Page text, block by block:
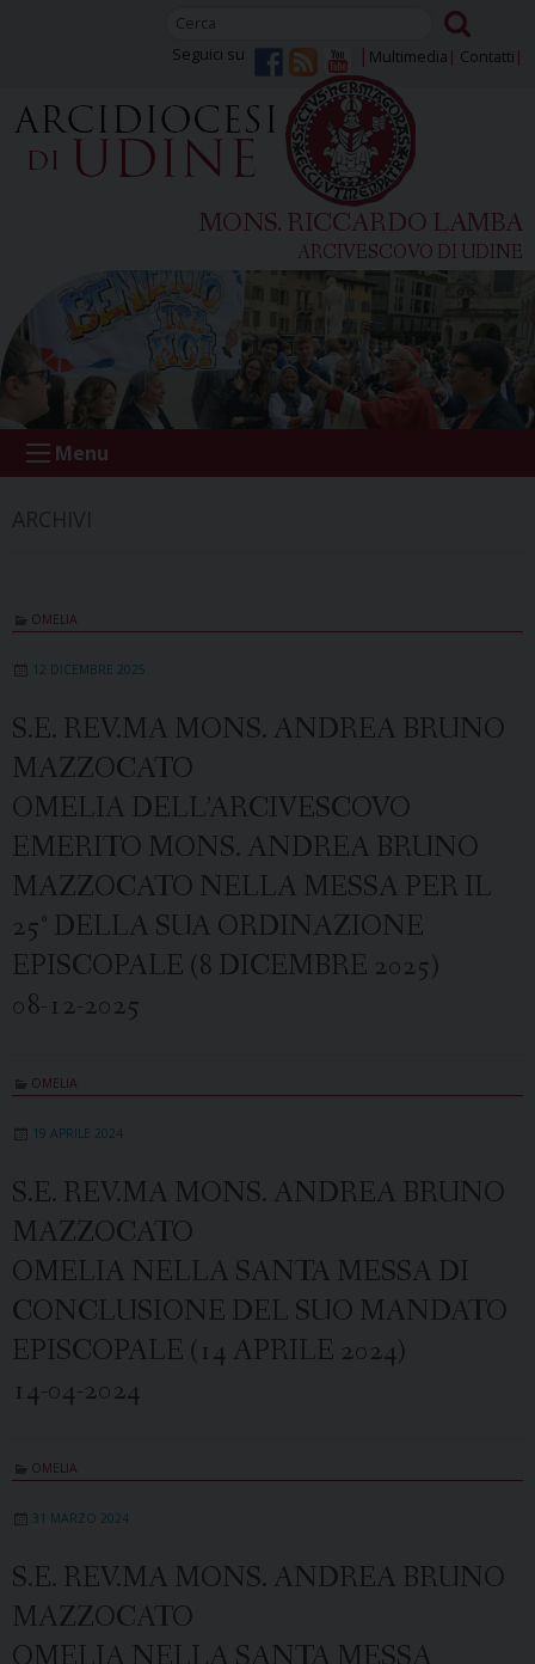
Multimedia Contatti
Seguici su
MONS. RICCARDO LAMBA
ARCIVESCOVO DI UDINE
Menu
OMELIA
12 DICEMBRE 2025
S.E. REV.MA MONS. ANDREA BRUNO
MAZZOCATO
OMELIA DELL’ARCIVESCOVO
EMERITO MONS. ANDREA BRUNO
MAZZOCATO NELLA MESSA PER IL
25° DELLA SUA ORDINAZIONE
EPISCOPALE (8 DICEMBRE 2025)
08-12-2025
OMELIA
19 APRILE 2024
S.E. REV.MA MONS. ANDREA BRUNO
MAZZOCATO
OMELIA NELLA SANTA MESSA DI
CONCLUSIONE DEL SUO MANDATO
EPISCOPALE (14 APRILE 2024)
14-04-2024
OMELIA
31 MARZO 2024
S.E. REV.MA MONS. ANDREA BRUNO
MAZZOCATO